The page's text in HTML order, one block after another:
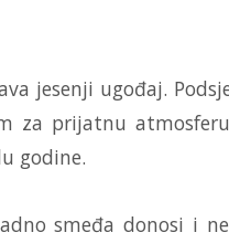
jesenji ugođaj.
za prijatnu
godine.
smeđa donosi i